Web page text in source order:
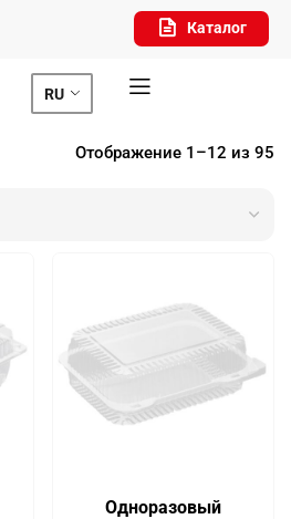
Каталог
RU
Отображение 1–12 из 95
Одноразовый